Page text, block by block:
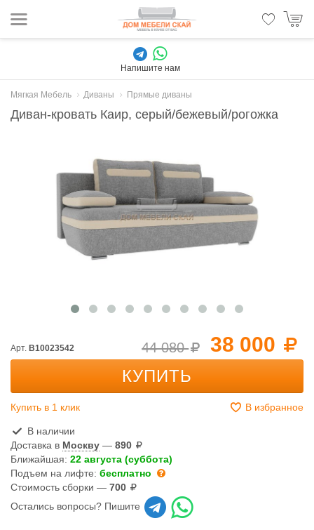
Напишите нам
Мягкая Мебель Диваны Прямые диваны
Диван-кровать Каир, серый/бежевый/рогожка
38 000
44 080
Арт. B10023542
КУПИТЬ
Купить в 1 клик В избранное
В наличии
Доставка в Москву — 890
Ближайшая: 22 августа (суббота)
Подъем на лифте: бесплатно
Стоимость сборки — 700
Остались вопросы? Пишите